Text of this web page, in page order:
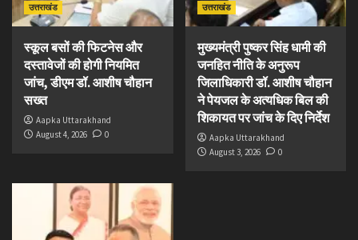
उत्तराखंड
स्कूल बसों की फिटनेस और
दस्तावेजों की होगी नियमित
जांच, डीएम डॉ. आशीष चौहान
सख्त
Aapka Uttarakhand
August 4, 2026
0
उत्तराखंड
मुख्यमंत्री पुष्कर सिंह धामी की
जनहित नीति के अनुरूप
जिलाधिकारी डॉ. आशीष चौहान
ने पेयजल के अत्यधिक बिल की
शिकायत पर जांच के दिए निर्देश
Aapka Uttarakhand
August 3, 2026
0